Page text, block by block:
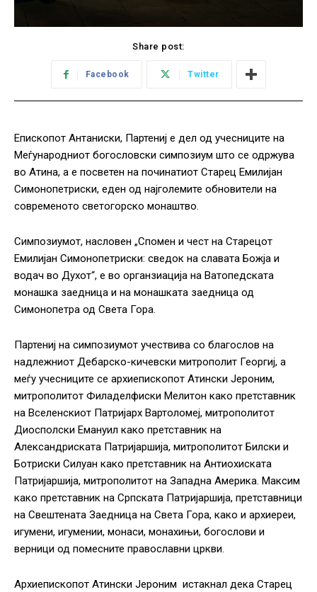
Share post:
Facebook Twitter
Епископот Антаниски, Партениј е дел од учесниците на
Меѓународниот богословски симпозиум што се одржува
во Атина, а е посветен на починатиот Старец Емилијан
Симонопетриски, еден од најголемите обновители на
современото светогорско монаштво.
Симпозиумот, насловен „Спомен и чест на Старецот
Емилијан Симонопетриски: сведок на славата Божја и
водач во Духот“, е во органзиација на Ватопедската
монашка заедница и на монашката заедница од
Симонопетра од Света Гора.
Партениј на симпозиумот учествива со благослов на
надлежниот Дебарско-кичевски митрополит Георгиј, а
меѓу учесниците се архиепископот Атински Јероним,
митрополитот Филаделфиски Мелитон како претставник
на Вселенскиот Патријарх Вартоломеј, митрополитот
Диосполски Емануил како претставник на
Александриската Патријаршија, митрополитот Билски и
Ботриски Силуан како претставник на Антиохиската
Патријаршија, митрополитот на Западна Америка. Максим
како претставник на Српската Патријаршија, претставници
на Свештената Заедница на Света Гора, како и архиереи,
игумени, игумении, монаси, монахињи, богослови и
верници од помесните православни цркви.
Архиепископот Атински Јероним истакнал дека Старец